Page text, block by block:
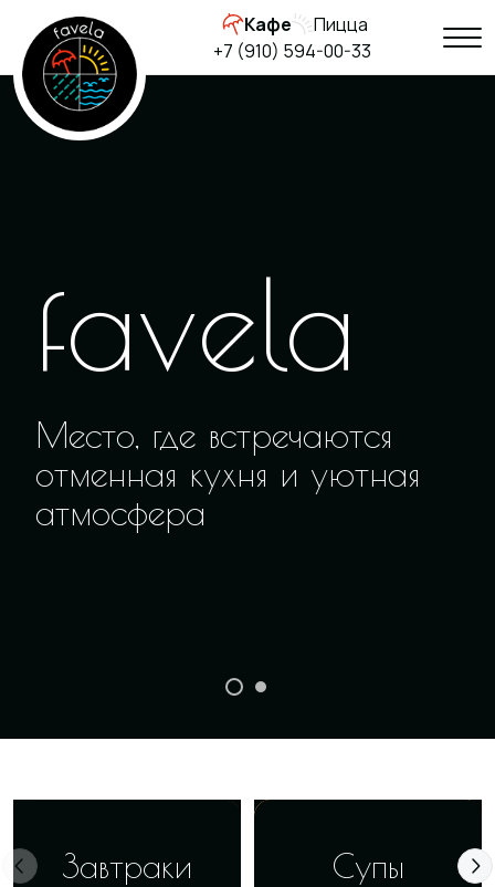
Кафе
Пицца
+7 (910) 594-00-33
favela
Место, где встречаются
отменная кухня и уютная
атмосфера
Завтраки Супы